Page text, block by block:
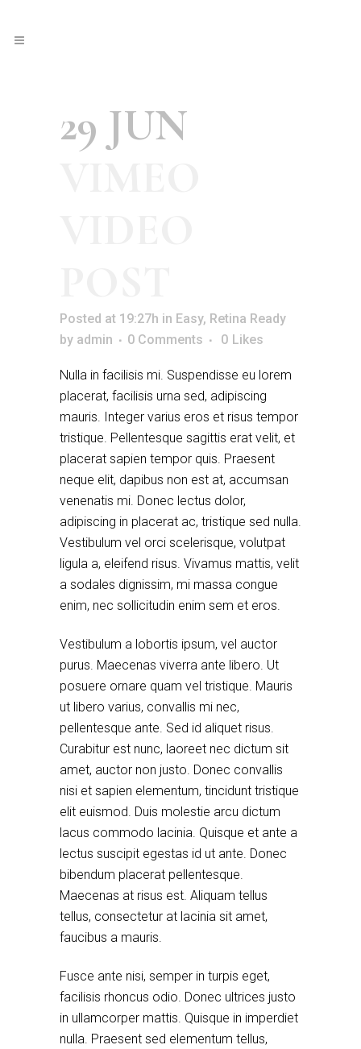
29 JUN
Posted at 19:27h in Easy, Retina Ready
by admin 0 Comments 0 Likes
Nulla in facilisis mi. Suspendisse eu lorem
placerat, facilisis urna sed, adipiscing
mauris. Integer varius eros et risus tempor
tristique. Pellentesque sagittis erat velit, et
placerat sapien tempor quis. Praesent
neque elit, dapibus non est at, accumsan
venenatis mi. Donec lectus dolor,
adipiscing in placerat ac, tristique sed nulla.
Vestibulum vel orci scelerisque, volutpat
ligula a, eleifend risus. Vivamus mattis, velit
a sodales dignissim, mi massa congue
enim, nec sollicitudin enim sem et eros.
Vestibulum a lobortis ipsum, vel auctor
purus. Maecenas viverra ante libero. Ut
posuere ornare quam vel tristique. Mauris
ut libero varius, convallis mi nec,
pellentesque ante. Sed id aliquet risus.
Curabitur est nunc, laoreet nec dictum sit
amet, auctor non justo. Donec convallis
nisi et sapien elementum, tincidunt tristique
elit euismod. Duis molestie arcu dictum
lacus commodo lacinia. Quisque et ante a
lectus suscipit egestas id ut ante. Donec
bibendum placerat pellentesque.
Maecenas at risus est. Aliquam tellus
tellus, consectetur at lacinia sit amet,
faucibus a mauris.
Fusce ante nisi, semper in turpis eget,
facilisis rhoncus odio. Donec ultrices justo
in ullamcorper mattis. Quisque in imperdiet
nulla. Praesent sed elementum tellus,